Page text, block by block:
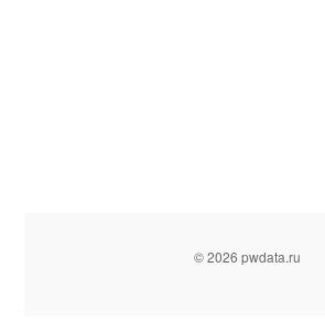
© 2026 pwdata.ru